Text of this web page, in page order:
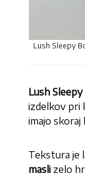
Lush Sleepy
Lush
izdelkov pri
imajo
Tekstura je
masli zelo